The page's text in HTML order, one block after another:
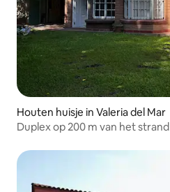
Houten huisje in Valeria del Mar
Duplex op 200 m van het strand